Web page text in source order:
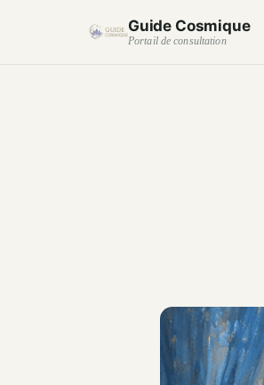
Guide Cosmique
Portail de consultation